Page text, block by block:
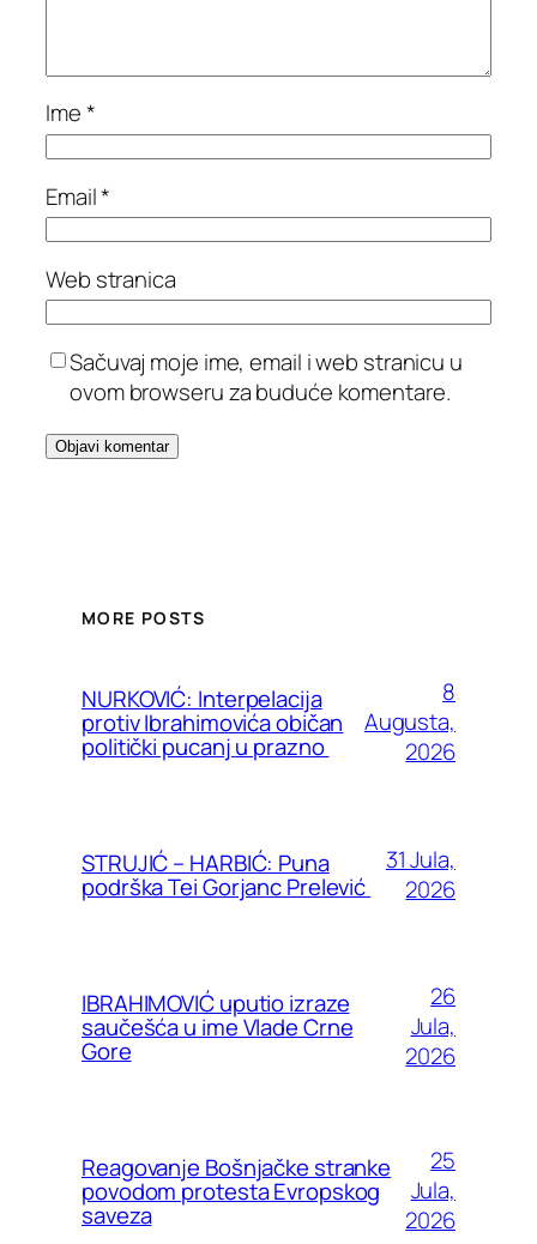
Ime*
Email*
Web stranica
Sačuvaj moje ime, email i web stranicu u
ovom browseru za buduće komentare.
MORE POSTS
NURKOVIĆ: Interpelacija
protiv Ibrahimovića običan
politički pucanj u prazno
8
Augusta,
2026
STRUJIĆ – HARBIĆ: Puna
podrška Tei Gorjanc Prelević
31 Jula,
2026
IBRAHIMOVIĆ uputio izraze
saučešća u ime Vlade Crne
Gore
26
Jula,
2026
Reagovanje Bošnjačke stranke
povodom protesta Evropskog
saveza
25
Jula,
2026